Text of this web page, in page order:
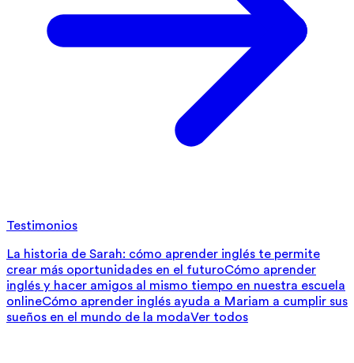
Testimonios
La historia de Sarah: cómo aprender inglés te permite
crear más oportunidades en el futuroCómo aprender
inglés y hacer amigos al mismo tiempo en nuestra escuela
onlineCómo aprender inglés ayuda a Mariam a cumplir sus
sueños en el mundo de la modaVer todos